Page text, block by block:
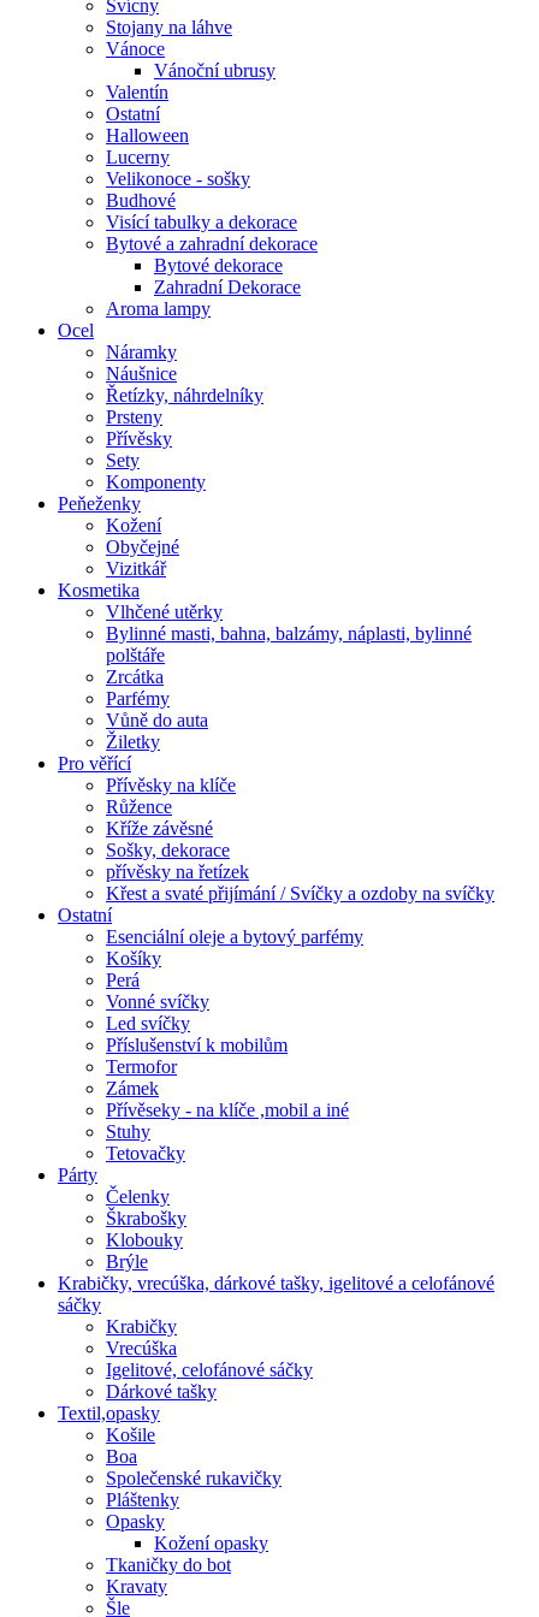
Svícny
Stojany na láhve
Vánoce
Vánoční ubrusy
Valentín
Ostatní
Halloween
Lucerny
Velikonoce - sošky
Budhové
Visící tabulky a dekorace
Bytové a zahradní dekorace
Bytové dekorace
Zahradní Dekorace
Aroma lampy
Ocel
Náramky
Náušnice
Řetízky, náhrdelníky
Prsteny
Přívěsky
Sety
Komponenty
Peňeženky
Kožení
Obyčejné
Vizitkář
Kosmetika
Vlhčené utěrky
Bylinné masti, bahna, balzámy, náplasti, bylinné
polštáře
Zrcátka
Parfémy
Vůně do auta
Žiletky
Pro věřící
Přívěsky na klíče
Růžence
Kříže závěsné
Sošky, dekorace
přívěsky na řetízek
Křest a svaté přijímání / Svíčky a ozdoby na svíčky
Ostatní
Esenciální oleje a bytový parfémy
Košíky
Perá
Vonné svíčky
Led svíčky
Příslušenství k mobilům
Termofor
Zámek
Přívěseky - na klíče ,mobil a iné
Stuhy
Tetovačky
Párty
Čelenky
Škrabošky
Klobouky
Brýle
Krabičky, vrecúška, dárkové tašky, igelitové a celofánové
sáčky
Krabičky
Vrecúška
Igelitové, celofánové sáčky
Dárkové tašky
Textil,opasky
Košile
Boa
Společenské rukavičky
Pláštenky
Opasky
Kožení opasky
Tkaničky do bot
Kravaty
Šle